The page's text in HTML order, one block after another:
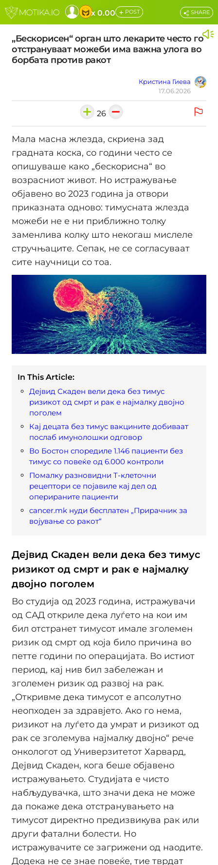
x 0.00 + POST
„Бескорисен“ орган што лекарите често го
отстрануваат можеби има важна улога во
борбата против ракот
Кристина Гиева
17.06.2026
SHARE
26
Мала масна жлезда, скриена зад
градната коска, со години често се
опишуваше како „бескорисна“ во
возрасниот живот. Но истражување
објавено во 2023 година ја отвори
приказната одново: тимусната жлезда
можеби не е ни приближно толку
заменлива колку што некогаш мислеле
стручњаците. Сепак, не се согласуваат
сите научници со тоа.
In This Article:
Дејвид Скаден вели дека без тимус
ризикот од смрт и рак е најмалку двојно
поголем
Кај децата без тимус вакцините добиваат
послаб имунолошки одговор
Во Бостон споредиле 1.146 пациенти без
тимус со повеќе од 6.000 контроли
Помалку разновидни Т-клеточни
рецептори се појавиле кај дел од
оперираните пациенти
cancer.mk нуди бесплатен „Прирачник за
војување со ракот“
Дејвид Скаден вели дека без тимус
ризикот од смрт и рак е најмалку
двојно поголем
Во студија од 2023 година, истражувачи
од САД откриле дека луѓето на кои им
бил отстранет тимусот имале зголемен
ризик од смрт од која било причина во
петте години по операцијата. Во истиот
период, кај нив бил забележан и
зголемен ризик од развој на рак.
„Откривме дека тимусот е апсолутно
неопходен за здравјето. Ако го нема,
ризикот на луѓето да умрат и ризикот од
рак се зголемува најмалку двојно“ рече
онкологот од Универзитетот Харвард,
Дејвид Скаден, кога беше објавено
истражувањето. Студијата е чисто
набљудувачка, што значи дека не може
да покаже дека отстранувањето на
тимусот директно предизвикува рак или
други фатални болести. Но
истражувачите се загрижени од наодите.
Додека не се знае повеќе, тие тврдат